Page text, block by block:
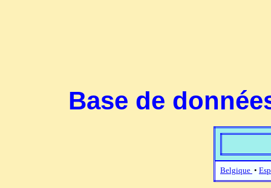
Base de
Belgique •